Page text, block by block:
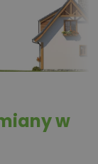
w